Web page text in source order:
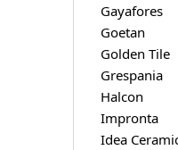
Gayafores
Goetan
Golden Tile
Grespania
Halcon
Impronta
Idea